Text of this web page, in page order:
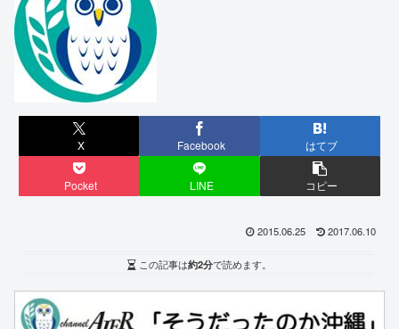
X Facebook はてブ
Pocket LINE コピー
2015.06.25 2017.06.10
この記事は約2分で読めます。